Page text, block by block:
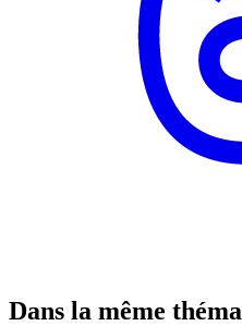
Dans la même